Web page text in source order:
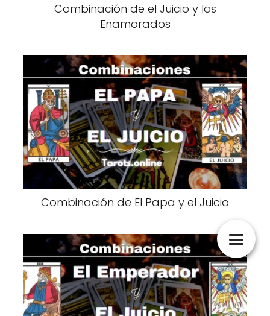
Combinación de el Juicio y los
Enamorados
Combinación de El Papa y el Juicio